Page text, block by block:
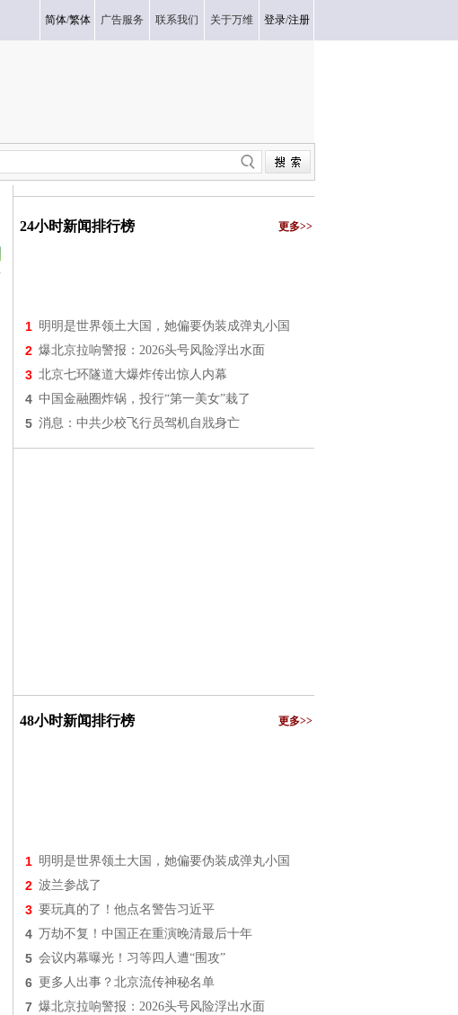
简体/繁体 广告服务 联系我们 关于万维 登录/注册
24小时新闻排行榜 更多>>
1 明明是世界领土大国，她偏要伪装成弹丸小国
2 爆北京拉响警报：2026头号风险浮出水面
3 北京七环隧道大爆炸传出惊人内幕
4 中国金融圈炸锅，投行“第一美女”栽了
5 消息：中共少校飞行员驾机自戕身亡
48小时新闻排行榜 更多>>
1 明明是世界领土大国，她偏要伪装成弹丸小国
2 波兰参战了
3 要玩真的了！他点名警告习近平
4 万劫不复！中国正在重演晚清最后十年
5 会议内幕曝光！习等四人遭“围攻”
6 更多人出事？北京流传神秘名单
7 爆北京拉响警报：2026头号风险浮出水面